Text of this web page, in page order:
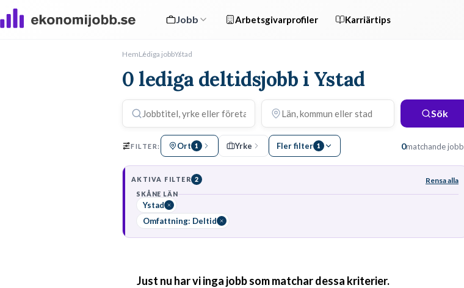
Jobb Arbetsgivarprofiler Karriärtips
HemLediga jobbYstad
0 lediga deltidsjobb i Ystad
Sök
FILTER: Ort 1 Yrke Fler filter 1 0matchande jobb
AKTIVA FILTER 2 Rensa alla
SKÅNE LÄN
Ystad
Omfattning: Deltid
Just nu har vi inga jobb som matchar dessa kriterier.